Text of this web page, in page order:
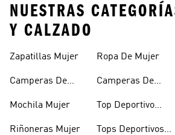
NUESTRAS
Y CALZADO
Zapatillas Mujer
Camperas De
Mochila Mujer
Riñoneras Mujer
Ropa De Mujer
Camperas De
Top Deportivo
Tops Deportivos